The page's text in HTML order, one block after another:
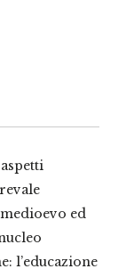
ed
l’educazione